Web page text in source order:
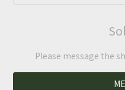
Please message the